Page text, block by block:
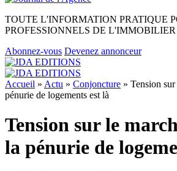
TOUTE L'INFORMATION PRATIQUE
PROFESSIONNELS DE L'IMMOBILIER
Abonnez-vous Devenez annonceur
Accueil » Actu » Conjoncture » Tension
pénurie de logements est là
Tension sur le
la pénurie de